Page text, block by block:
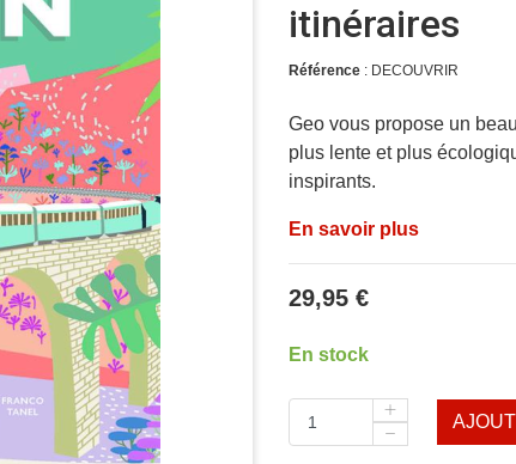
itinéraires
Référence : DECOUVRIR
Geo vous propose un
plus lente et plus
inspirants.
En savoir plus
29,95 €
En stock